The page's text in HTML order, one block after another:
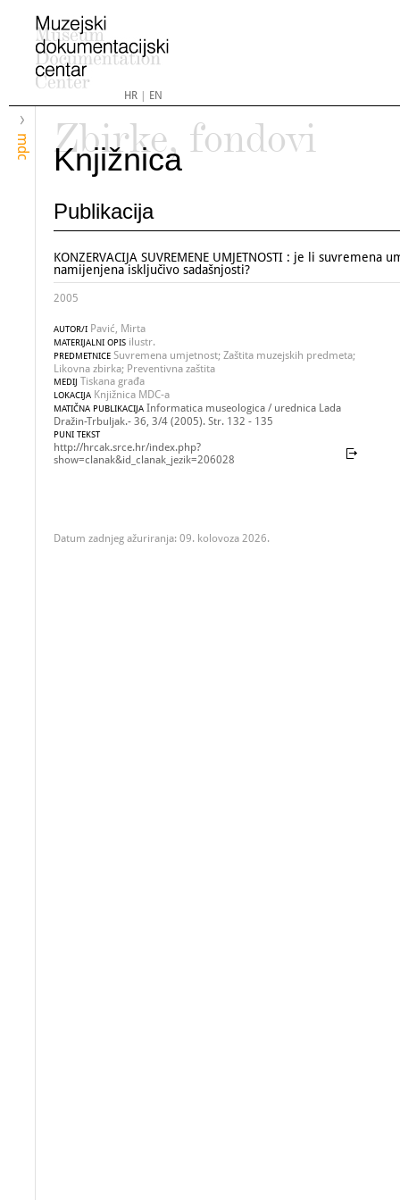
HR| EN
mdc
Zbirke, fondovi
Knjižnica
Publikacija
KONZERVACIJA SUVREMENE UMJETNOSTI : je li suvremena
namijenjena isključivo sadašnjosti?
2005
AUTOR/I Pavić, Mirta
MATERIJALNI OPIS ilustr.
PREDMETNICE Suvremena umjetnost; Zaštita muzejskih predmeta;
Likovna zbirka; Preventivna zaštita
MEDIJ Tiskana građa
LOKACIJA Knjižnica MDC-a
MATIČNA PUBLIKACIJA Informatica museologica / urednica Lada
Dražin-Trbuljak.- 36, 3/4 (2005). Str. 132 - 135
PUNI TEKST
http://hrcak.srce.hr/index.php?
show=clanak&id_clanak_jezik=206028
Datum zadnjeg ažuriranja: 09. kolovoza 2026.